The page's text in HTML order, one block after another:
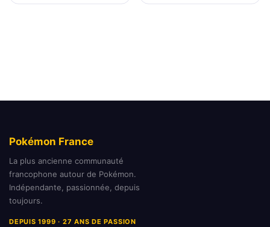
Pokémon France
La plus ancienne communauté
francophone autour de Pokémon.
Indépendante, passionnée, depuis
toujours.
DEPUIS 1999 · 27 ANS DE PASSION